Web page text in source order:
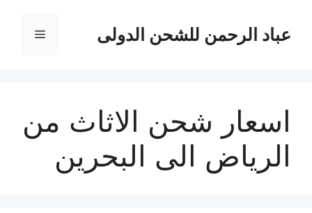
المحتوىعباد الرحمن للشحن الدولى القائمة
اسعار شحن الاثاث من
الرياض الى البحرين